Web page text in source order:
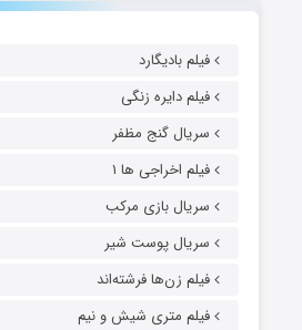
فیلم بادیگارد
فیلم دایره زنگی
سریال گنج مظفر
فیلم اخراجی ها ۱
سریال بازی مرکب
سریال پوست شیر
فیلم زن‌ها فرشته‌اند
فیلم متری شیش و نیم